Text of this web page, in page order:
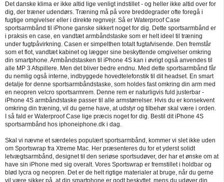
Det danske klima er ikke altid lige venligt indstillet - og heller ikke altid over for
dig, der træner udendørs. Træning må på vore breddegrader ofte foregå i
fugtige omgivelser eller i direkte regnvejr. Så er Waterproof Case
sportsarmbånd til iPhone ganske sikkert noget for dig. Dette sportsarmbånd er
i praksis en case, en vandtæt armbåndstaske som er helt ideel til træning
under fugtpåvirkning. Casen er simpelthen totalt fugtafvisende. Den fremstår
som et flot, vandtæt kabinet og lægger sine beskyttende omgivelser omkring
din smartphone. Armbåndstasken til iPhone 4S kan i øvrigt også anvendes til
alle MP 3 Afspillere. Men det bliver bedre endnu. Med dette sportsarmbånd får
du nemlig også interne, indbyggede hovedtelefonstik til dit headset. En smart
detalje for denne sportsarmbåndstaske, som holdes fast omkring din arm med
en neopren velcro sportsarmrem. Denne rem er naturligvis fuld justerbar -
iPhone 4S armbåndstaske passer til alle armstørrelser. Hvis du er konsekvent
omkring din træning, vil du gerne have, at udstyr og tilbehør skal være i orden.
I så fald er Waterproof Case lige præcis noget for dig. Bestil dit iPhone 4S
sportsarmbånd hos iphoneiphone.dk i dag.
Skal vi nævne et særdeles populært sportsarmbånd, kommer vi slet ikke uden
om Sportswrap fra Xtreme Mac. Her præsenteres du for et yderst solidt
letvægtsarmbånd, designet til den seriøse sportsudøver, der har et ønske om at
have sin iPhone med sig overalt. Vores Sportswrap er fremstillet i holdbar og
blød lycra og neopren. Det er de helt rigtige materialer at bruge, når du gerne
vil være sikker på, at din smartphone er godt beskyttet, mens du udøver din